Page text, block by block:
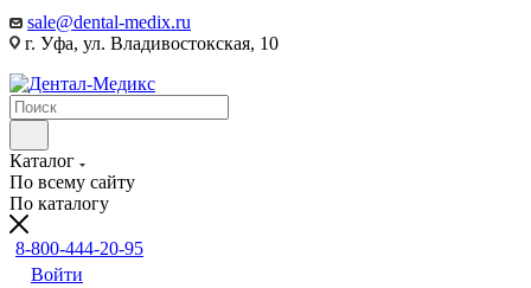
sale@dental-medix.ru
г. Уфа, ул. Владивостокская, 10
Каталог
По всему сайту
По каталогу
8-800-444-20-95
Войти